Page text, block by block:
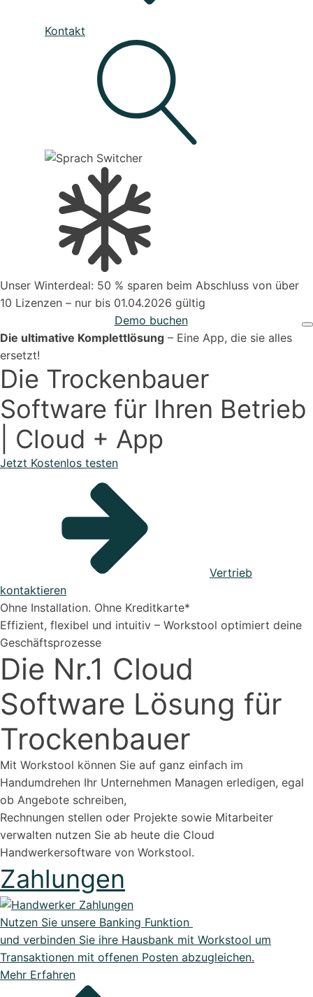
Organisiere deine Aufträge in Überischtlichen
Projekten
Aufträge verwalten
Organisiere deine Aufträge in Überischtlichen
Bestellungen
Organisiere deine Aufträge in Überischtlichen
Alle Funktionen ansehen
Organisiere deine Aufträge in Überischtlichen
Projekten
Erweiterungen
Rest-API Schnittstelle
Einfacher Import von Daten oder Lieferanten
DATEV Export
Übergeben Sie Ihre Daten ganze einfach an DATEV
Unser Service
Den besten Service für Ihre Business-Software, die deine
Prozesse verbessert
Live - System Status
Kontakt zum Vertrieb
Support & Hilfe
Onboarding Pakete
Support-Pakete
Vertriebspartner werden
Ki-Funktionen
Magazin
Kontakt
Unser Winterdeal: 50 % sparen beim Abschluss von über
10 Lizenzen – nur bis 01.04.2026 gültig
Demo buchen
Die ultimative Komplettlösung – Eine App, die sie alles
ersetzt!
Die Trockenbauer
Software für Ihren Betrieb
| Cloud + App
Jetzt Kostenlos testen
Vertrieb
kontaktieren
Ohne Installation. Ohne Kreditkarte*
Effizient, flexibel und intuitiv – Workstool optimiert deine
Geschäftsprozesse
Die Nr.1 Cloud
Software Lösung für
Trockenbauer
Mit Workstool können Sie auf ganz einfach im
Handumdrehen Ihr Unternehmen Managen erledigen, egal
ob Angebote schreiben,
Rechnungen stellen oder Projekte sowie Mitarbeiter
verwalten nutzen Sie ab heute die Cloud
Handwerkersoftware von Workstool.
Zahlungen
Nutzen Sie unsere Banking Funktion
und verbinden Sie ihre Hausbank mit Workstool um
Transaktionen mit offenen Posten abzugleichen.
Mehr Erfahren